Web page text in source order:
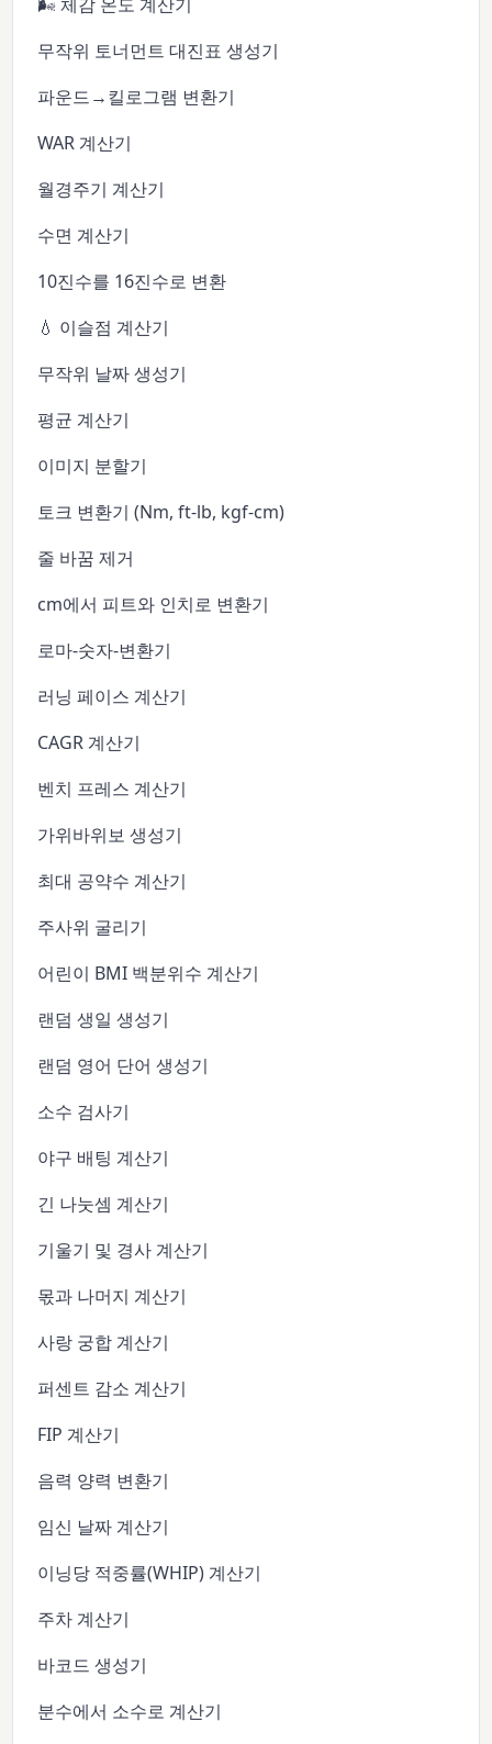
무작위 토너먼트 대진표 생성기
파운드→킬로그램 변환기
WAR 계산기
월경주기 계산기
수면 계산기
10진수를 16진수로 변환
💧 이슬점 계산기
무작위 날짜 생성기
평균 계산기
이미지 분할기
토크 변환기 (Nm, ft-lb, kgf-cm)
줄 바꿈 제거
cm에서 피트와 인치로 변환기
로마-숫자-변환기
러닝 페이스 계산기
CAGR 계산기
벤치 프레스 계산기
가위바위보 생성기
최대 공약수 계산기
주사위 굴리기
어린이 BMI 백분위수 계산기
랜덤 생일 생성기
랜덤 영어 단어 생성기
소수 검사기
야구 배팅 계산기
긴 나눗셈 계산기
기울기 및 경사 계산기
몫과 나머지 계산기
사랑 궁합 계산기
퍼센트 감소 계산기
FIP 계산기
음력 양력 변환기
임신 날짜 계산기
이닝당 적중률(WHIP) 계산기
주차 계산기
바코드 생성기
분수에서 소수로 계산기